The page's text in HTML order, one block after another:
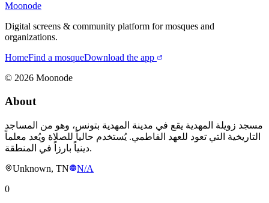
Moonode
Digital screens & community platform for mosques and
organizations.
HomeFind a mosqueDownload the app
© 2026 Moonode
About
مسجد زويلة المهدية يقع في مدينة المهدية بتونس، وهو من المساجد
التاريخية التي تعود للعهد الفاطمي. يُستخدم حالياً للصلاة ويُعد معلماً
دينياً بارزاً في المنطقة.
Unknown, TN
N/A
0